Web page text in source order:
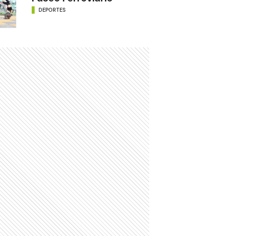
DEPORTES